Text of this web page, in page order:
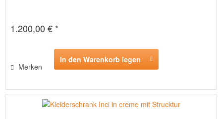
1.200,00 € *
Merken
In den Warenkorb legen